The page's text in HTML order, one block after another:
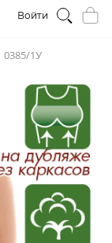
Войти
0385/1У